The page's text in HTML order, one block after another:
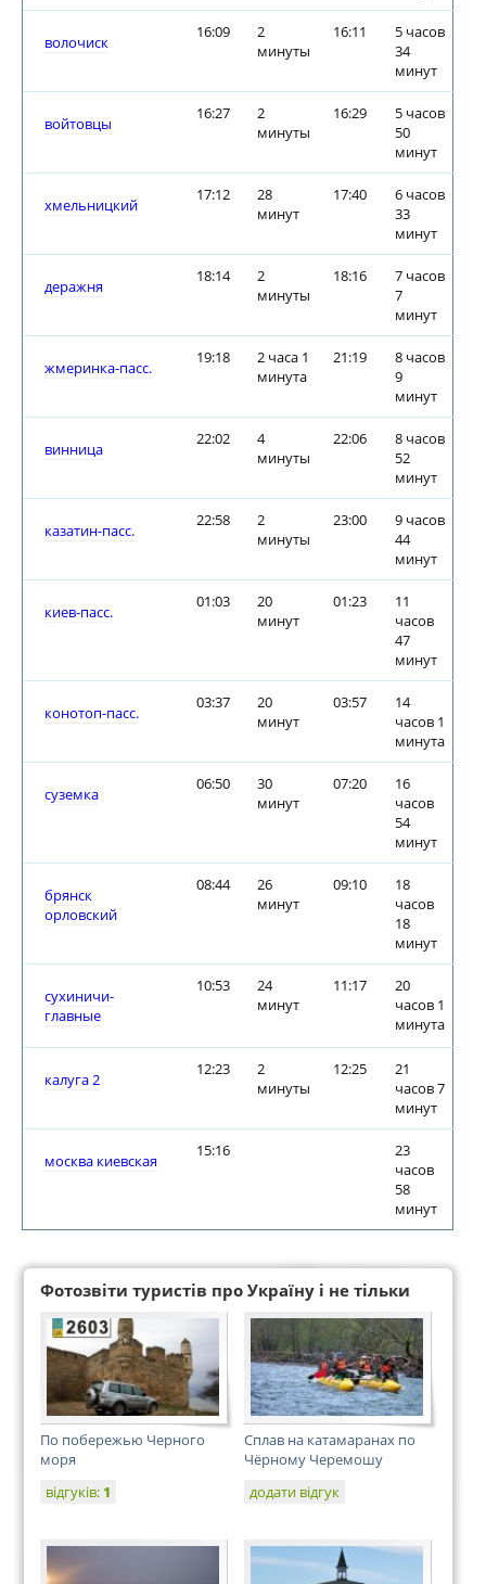
волочиск
16:09
2
минуты
16:11
5 часов
34
минут
войтовцы
16:27
2
минуты
16:29
5 часов
50
минут
хмельницкий
17:12
28
минут
17:40
6 часов
33
минут
деражня
18:14
2
минуты
18:16
7 часов
7
минут
жмеринка-пасс.
19:18
2 часа 1
минута
21:19
8 часов
9
минут
винница
22:02
4
минуты
22:06
8 часов
52
минут
казатин-пасс.
22:58
2
минуты
23:00
9 часов
44
минут
киев-пасс.
01:03
20
минут
01:23
11
часов
47
минут
конотоп-пасс.
03:37
20
минут
03:57
14
часов 1
минута
суземка
06:50
30
минут
07:20
16
часов
54
минут
брянск
орловский
08:44
26
минут
09:10
18
часов
18
минут
сухиничи-
главные
10:53
24
минут
11:17
20
часов 1
минута
калуга 2
12:23
2
минуты
12:25
21
часов 7
минут
москва киевская
15:16
23
часов
58
минут
Фотозвіти туристів про Україну і не тільки
По побережью Черного
моря
відгуків: 1
Сплав на катамаранах по
Чёрному Черемошу
додати відгук